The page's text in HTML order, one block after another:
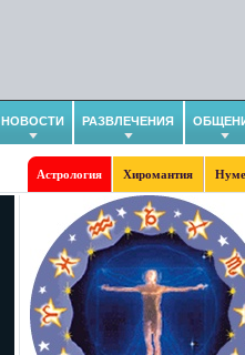
НОВОСТИ РАЗВЛЕЧЕНИЯ
Астрология Хиромантия